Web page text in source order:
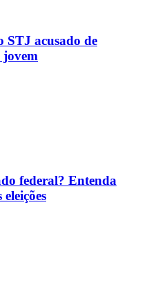
STJ acusado de
jovem
federal? Entenda